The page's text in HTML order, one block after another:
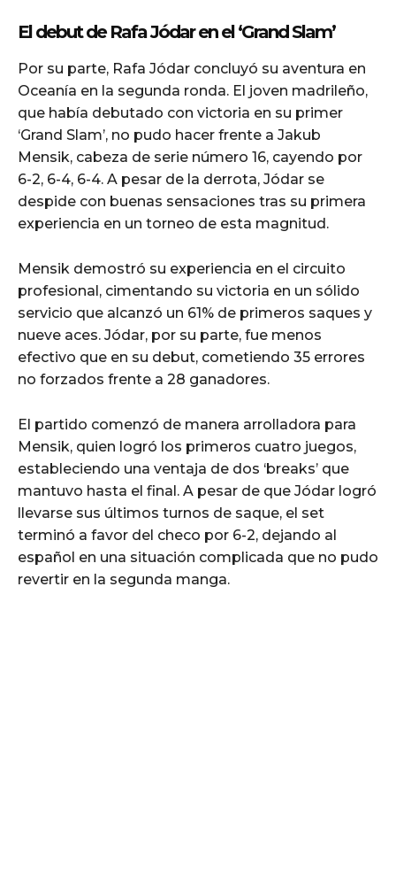
El debut de Rafa Jódar en el ‘Grand Slam’
Por su parte, Rafa Jódar concluyó su aventura en
Oceanía en la segunda ronda. El joven madrileño,
que había debutado con victoria en su primer
‘Grand Slam’, no pudo hacer frente a Jakub
Mensik, cabeza de serie número 16, cayendo por
6-2, 6-4, 6-4. A pesar de la derrota, Jódar se
despide con buenas sensaciones tras su primera
experiencia en un torneo de esta magnitud.
Mensik demostró su experiencia en el circuito
profesional, cimentando su victoria en un sólido
servicio que alcanzó un 61% de primeros saques y
nueve aces. Jódar, por su parte, fue menos
efectivo que en su debut, cometiendo 35 errores
no forzados frente a 28 ganadores.
El partido comenzó de manera arrolladora para
Mensik, quien logró los primeros cuatro juegos,
estableciendo una ventaja de dos ‘breaks’ que
mantuvo hasta el final. A pesar de que Jódar logró
llevarse sus últimos turnos de saque, el set
terminó a favor del checo por 6-2, dejando al
español en una situación complicada que no pudo
revertir en la segunda manga.